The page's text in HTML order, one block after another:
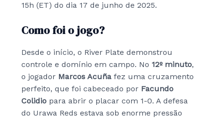
15h (ET) do dia 17 de junho de 2025.
Como foi o jogo?
Desde o início, o River Plate demonstrou
controle e domínio em campo. No 12º minuto,
o jogador Marcos Acuña fez uma cruzamento
perfeito, que foi cabeceado por Facundo
Colidio para abrir o placar com 1-0. A defesa
do Urawa Reds estava sob enorme pressão